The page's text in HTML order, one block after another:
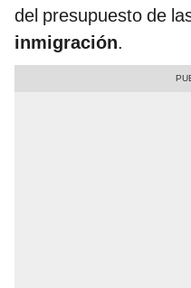
del presupuesto de
inmigración.